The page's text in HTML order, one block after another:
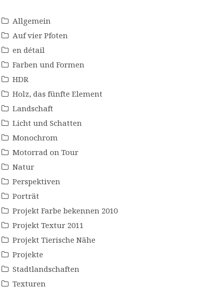
Allgemein
Auf vier Pfoten
en détail
Farben und Formen
HDR
Holz, das fünfte Element
Landschaft
Licht und Schatten
Monochrom
Motorrad on Tour
Natur
Perspektiven
Porträt
Projekt Farbe bekennen 2010
Projekt Textur 2011
Projekt Tierische Nähe
Projekte
Stadtlandschaften
Texturen